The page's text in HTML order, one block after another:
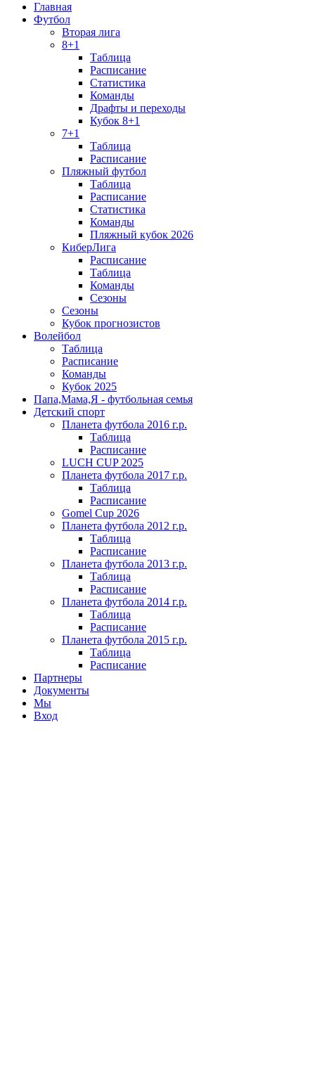
Главная
Футбол
Вторая лига
8+1
Таблица
Расписание
Статистика
Команды
Драфты и переходы
Кубок 8+1
7+1
Таблица
Расписание
Пляжный футбол
Таблица
Расписание
Статистика
Команды
Пляжный кубок 2026
КиберЛига
Расписание
Таблица
Команды
Сезоны
Сезоны
Кубок прогнозистов
Волейбол
Таблица
Расписание
Команды
Кубок 2025
Папа,Мама,Я - футбольная семья
Детский спорт
Планета футбола 2016 г.р.
Таблица
Расписание
LUCH CUP 2025
Планета футбола 2017 г.р.
Таблица
Расписание
Gomel Cup 2026
Планета футбола 2012 г.р.
Таблица
Расписание
Планета футбола 2013 г.р.
Таблица
Расписание
Планета футбола 2014 г.р.
Таблица
Расписание
Планета футбола 2015 г.р.
Таблица
Расписание
Партнеры
Документы
Мы
Вход